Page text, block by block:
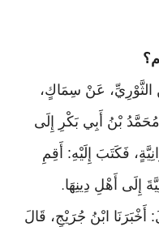
عَنِ الثَّوْرِيِّ، عَنْ سِمَاكٍ،
بْنُ أَبِي بَكْرِ إِلَى
فَكَتَبَ إِلَيْهِ: أَقِمِ
إِلَى أَهْلِ دِينِهَا.
أَخْبَرَنَا ابْنُ جُرَيْجٍ، قَالَ